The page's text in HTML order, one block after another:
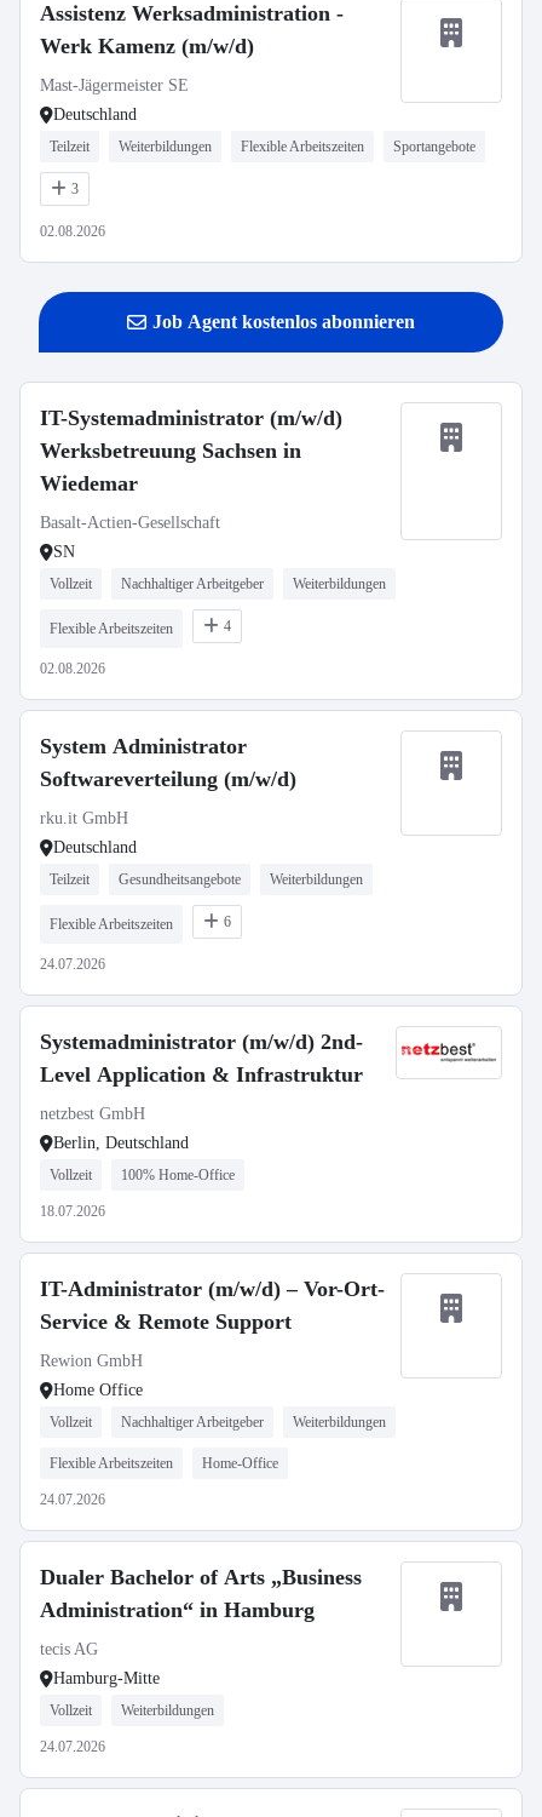
Assistenz Werksadministration -
Werk Kamenz (m/w/d)
Mast-Jägermeister SE
Deutschland
Teilzeit Weiterbildungen Flexible Arbeitszeiten Sportangebote
3
02.08.2026
Job Agent kostenlos abonnieren
IT-Systemadministrator (m/w/d)
Werksbetreuung Sachsen in
Wiedemar
Basalt-Actien-Gesellschaft
SN
Vollzeit Nachhaltiger Arbeitgeber Weiterbildungen
Flexible Arbeitszeiten 4
02.08.2026
System Administrator
Softwareverteilung (m/w/d)
rku.it GmbH
Deutschland
Teilzeit Gesundheitsangebote Weiterbildungen
Flexible Arbeitszeiten 6
24.07.2026
Systemadministrator (m/w/d) 2nd-
Level Application & Infrastruktur
netzbest GmbH
Berlin, Deutschland
Vollzeit 100% Home-Office
18.07.2026
IT-Administrator (m/w/d) – Vor-Ort-
Service & Remote Support
Rewion GmbH
Home Office
Vollzeit Nachhaltiger Arbeitgeber Weiterbildungen
Flexible Arbeitszeiten Home-Office
24.07.2026
Dualer Bachelor of Arts „Business
Administration“ in Hamburg
tecis AG
Hamburg-Mitte
Vollzeit Weiterbildungen
24.07.2026